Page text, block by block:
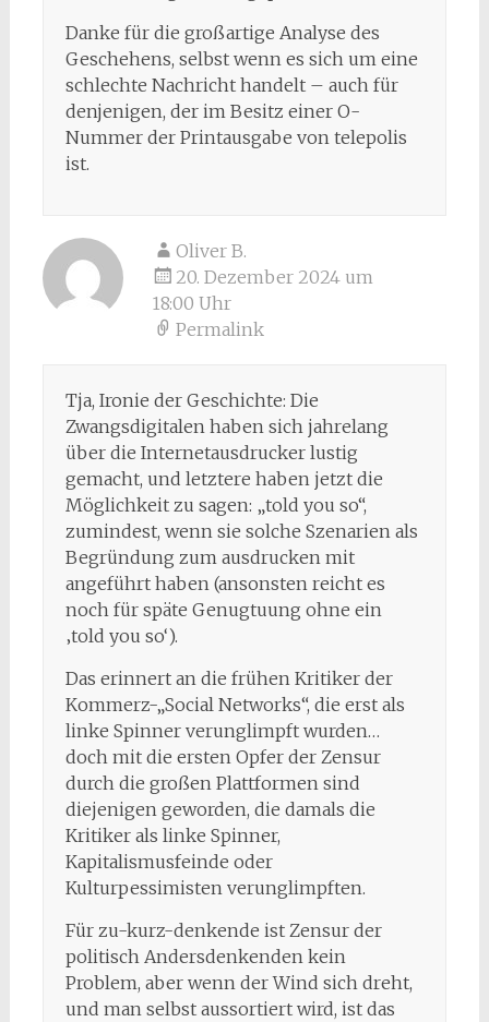
Danke für die großartige Analyse des
Geschehens, selbst wenn es sich um eine
schlechte Nachricht handelt – auch für
denjenigen, der im Besitz einer O-
Nummer der Printausgabe von telepolis
ist.
Oliver B.
20. Dezember 2024 um
18:00 Uhr
Permalink
Tja, Ironie der Geschichte: Die
Zwangsdigitalen haben sich jahrelang
über die Internetausdrucker lustig
gemacht, und letztere haben jetzt die
Möglichkeit zu sagen: „told you so“,
zumindest, wenn sie solche Szenarien als
Begründung zum ausdrucken mit
angeführt haben (ansonsten reicht es
noch für späte Genugtuung ohne ein
‚told you so‘).
Das erinnert an die frühen Kritiker der
Kommerz-„Social Networks“, die erst als
linke Spinner verunglimpft wurden…
doch mit die ersten Opfer der Zensur
durch die großen Plattformen sind
diejenigen geworden, die damals die
Kritiker als linke Spinner,
Kapitalismusfeinde oder
Kulturpessimisten verunglimpften.
Für zu-kurz-denkende ist Zensur der
politisch Andersdenkenden kein
Problem, aber wenn der Wind sich dreht,
und man selbst aussortiert wird, ist das